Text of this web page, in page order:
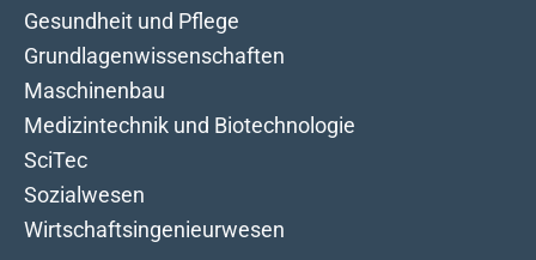
Gesundheit und Pflege
Grundlagenwissenschaften
Maschinenbau
Medizintechnik und Biotechnologie
SciTec
Sozialwesen
Wirtschaftsingenieurwesen